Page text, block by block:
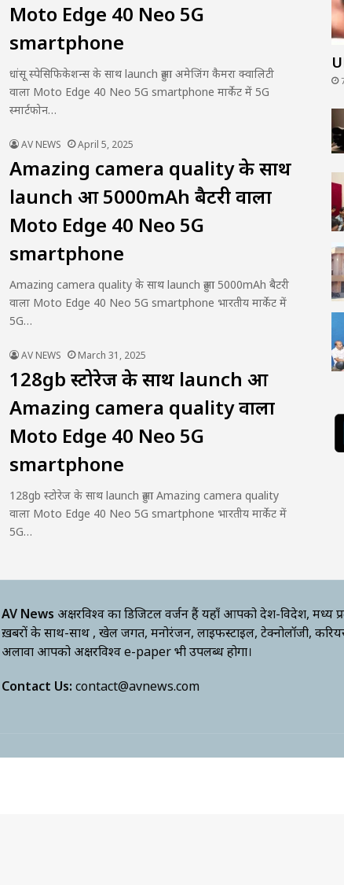
Moto Edge 40 Neo 5G
smartphone
धांसू स्पेसिफिकेशन्स के साथ launch हुआ अमेजिंग कैमरा क्वालिटी
वाला Moto Edge 40 Neo 5G smartphone मार्केट में 5G
स्मार्टफोन…
AV NEWS April 5, 2025
Amazing camera quality के साथ
launch हुआ 5000mAh बैटरी वाला
Moto Edge 40 Neo 5G
smartphone
Amazing camera quality के साथ launch हुआ 5000mAh बैटरी
वाला Moto Edge 40 Neo 5G smartphone भारतीय मार्केट में
5G…
AV NEWS March 31, 2025
128gb स्टोरेज के साथ launch हुआ
Amazing camera quality वाला
Moto Edge 40 Neo 5G
smartphone
128gb स्टोरेज के साथ launch हुआ Amazing camera quality
वाला Moto Edge 40 Neo 5G smartphone भारतीय मार्केट में
5G…
AV News अक्षरविश्व का डिजिटल वर्जन हैं यहाँ आपको देश-विदेश, मध्य
ख़बरों के साथ-साथ , खेल जगत, मनोरंजन, लाइफस्टाइल, टेक्नोलॉजी,
अलावा आपको अक्षरविश्व e-paper भी उपलब्ध होगा।
Contact Us: contact@avnews.com